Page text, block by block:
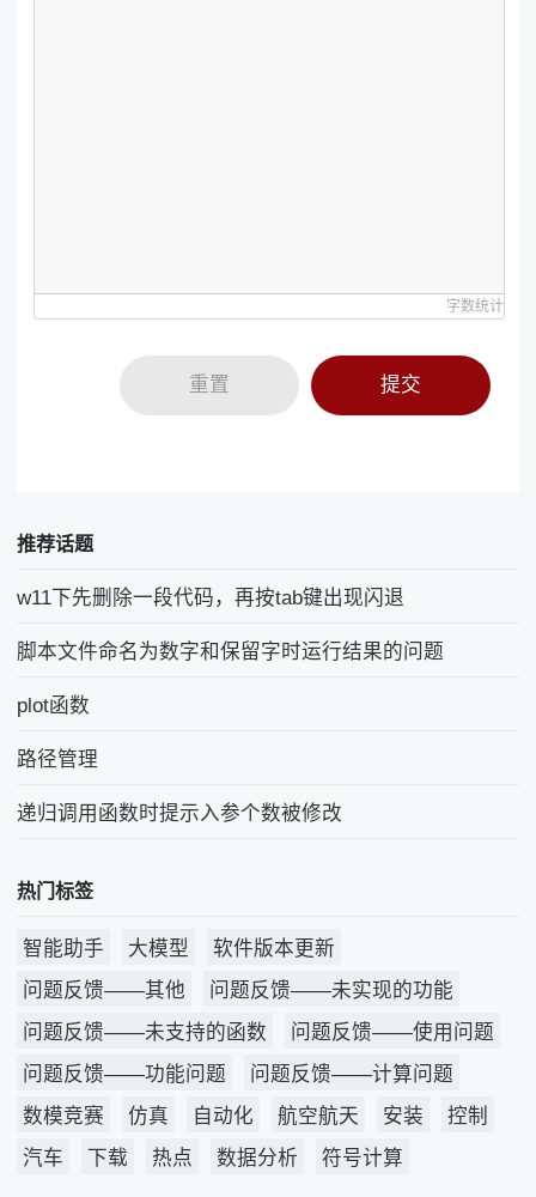
字数统计
重置 提交
推荐话题
w11下先删除一段代码，再按tab键出现闪退
脚本文件命名为数字和保留字时运行结果的问题
plot函数
路径管理
递归调用函数时提示入参个数被修改
热门标签
智能助手 大模型
软件版本更新
问题反馈——其他
问题反馈——未实现的功能
问题反馈——未支持的函数
问题反馈——使用问题
问题反馈——功能问题
问题反馈——计算问题
数模竞赛
仿真 自动化 航空航天 安装
控制
汽车
下载 热点 数据分析 符号计算